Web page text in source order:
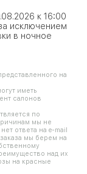
к 16:00
за исключением
в ночное
на
иметь
салонов
по
мы не
ответа на e-mail
мы берем на
над их
на красные